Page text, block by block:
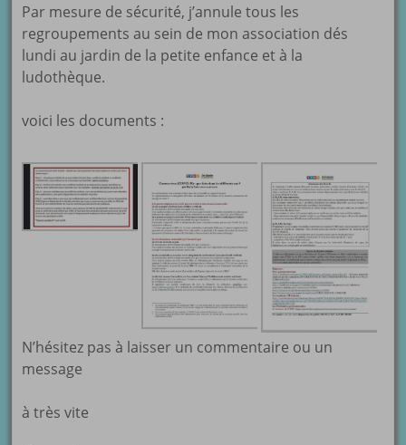
Par mesure de sécurité, j’annule tous les
regroupements au sein de mon association dés
lundi au jardin de la petite enfance et à la
ludothèque.
voici les documents :
N’hésitez pas à laisser un commentaire ou un
message
à très vite